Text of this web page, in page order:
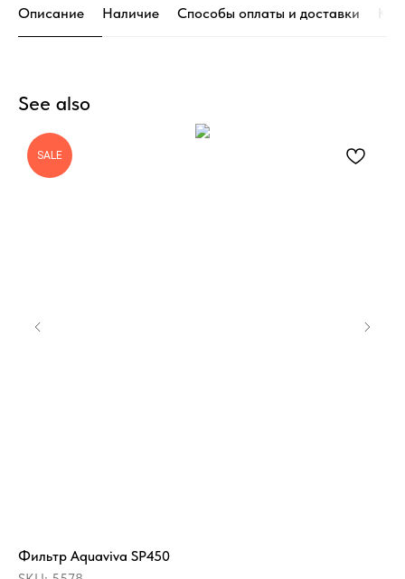
Описание Наличие Способы оплаты и доставки
See also
SALE
Фильтр Aquaviva SP450